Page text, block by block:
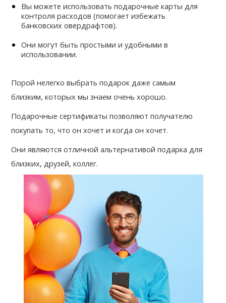
Вы можете использовать подарочные карты для
контроля расходов (помогает избежать
банковских овердрафтов).
Они могут быть простыми и удобными в
использовании.
Порой нелегко выбрать подарок даже самым
близким, которых мы знаем очень хорошо.
Подарочные сертификаты позволяют получателю
покупать то, что он хочет и когда он хочет.
Они являются отличной альтернативой подарка для
близких, друзей, коллег.